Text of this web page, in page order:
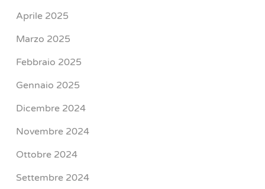
Aprile 2025
Marzo 2025
Febbraio 2025
Gennaio 2025
Dicembre 2024
Novembre 2024
Ottobre 2024
Settembre 2024